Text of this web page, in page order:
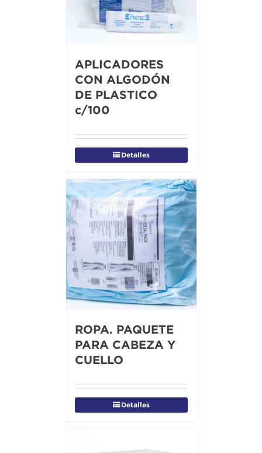
APLICADORES
CON ALGODÓN
DE PLASTICO
c/100
Detalles
ROPA. PAQUETE
PARA CABEZA Y
CUELLO
Detalles